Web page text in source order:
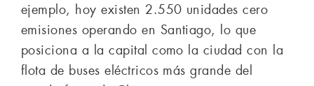
ejemplo, hoy existen 2.550 unidades cero
emisiones operando en Santiago, lo que
posiciona a la capital como la ciudad con la
flota de buses eléctricos más grande del